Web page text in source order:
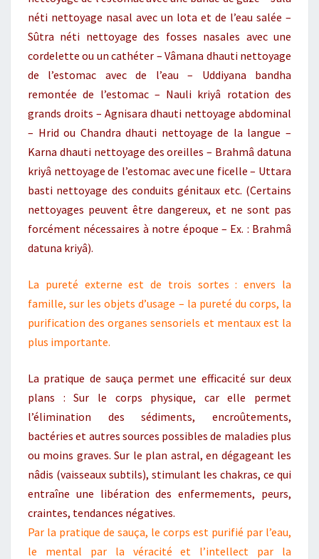
néti nettoyage nasal avec un lota et de l’eau salée –
Sûtra néti nettoyage des fosses nasales avec une
cordelette ou un cathéter – Vâmana dhauti nettoyage
de l’estomac avec de l’eau – Uddiyana bandha
remontée de l’estomac – Nauli kriyâ rotation des
grands droits – Agnisara dhauti nettoyage abdominal
– Hrid ou Chandra dhauti nettoyage de la langue –
Karna dhauti nettoyage des oreilles – Brahmâ datuna
kriyâ nettoyage de l’estomac avec une ficelle – Uttara
basti nettoyage des conduits génitaux etc. (Certains
nettoyages peuvent être dangereux, et ne sont pas
forcément nécessaires à notre époque – Ex. : Brahmâ
datuna kriyâ).
La pureté externe est de trois sortes : envers la
famille, sur les objets d’usage – la pureté du corps, la
purification des organes sensoriels et mentaux est la
plus importante.
La pratique de sauça permet une efficacité sur deux
plans : Sur le corps physique, car elle permet
l’élimination des sédiments, encroûtements,
bactéries et autres sources possibles de maladies plus
ou moins graves. Sur le plan astral, en dégageant les
nâdis (vaisseaux subtils), stimulant les chakras, ce qui
entraîne une libération des enfermements, peurs,
craintes, tendances négatives.
Par la pratique de sauça, le corps est purifié par l’eau,
le mental par la véracité et l’intellect par la